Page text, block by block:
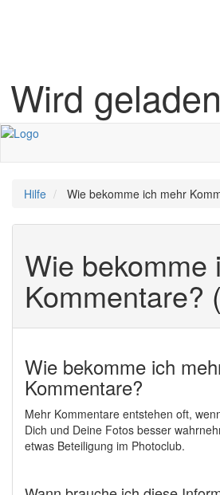
Wird
Hilfe Wie bekomme ich mehr
Wie bekomme
Kommentare? (
Wie bekomme ich
Kommentare?
Mehr Kommentare entstehen oft,
Dich und Deine Fotos besser
etwas Beteiligung im Photoclub.